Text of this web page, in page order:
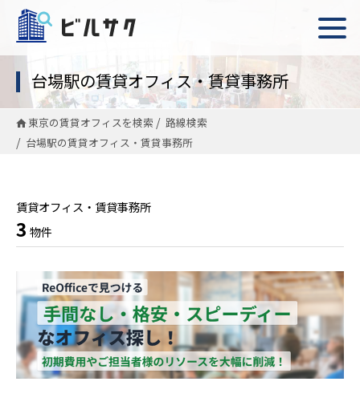
台場駅の賃貸オフィス・賃貸事務所
東京の賃貸オフィスを検索
路線検索
台場駅の賃貸オフィス・賃貸事務所
賃貸オフィス・賃貸事務所
3 物件